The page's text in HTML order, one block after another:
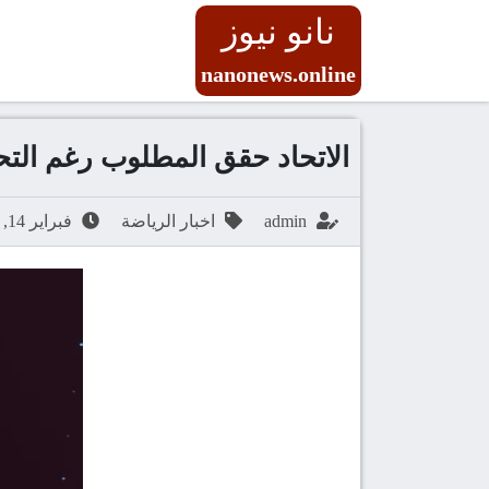
نانو نيوز
nanonews.online
الاتحاد حقق المطلوب رغم
admin اخبار الرياضة فبراير 14, 2026